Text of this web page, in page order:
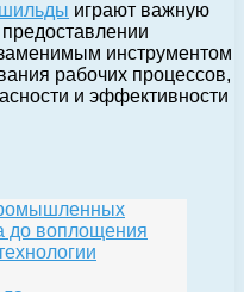
шильды играют важную
инструментом
рабочих процессов,
и эффективности
до воплощения